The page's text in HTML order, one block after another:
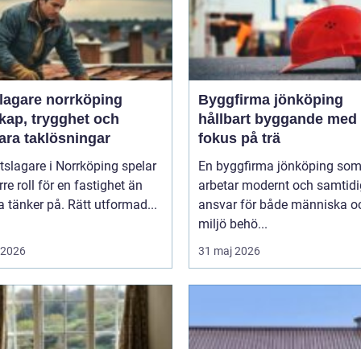
norrköping
trygghet och
taklösningar
i Norrköping spelar
roll för en fastighet än
tänker på. Rätt utformad...
Byggfirma jönköping
hållbart byggande med
fokus på trä
En byggfirma jönköping som
arbetar modernt och
ansvar för både människa
miljö behö...
31 maj 2026